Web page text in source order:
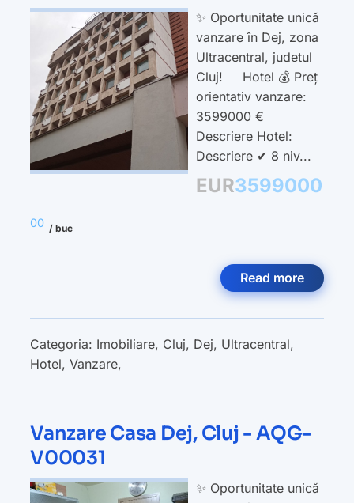
✨ Oportunitate unică
vanzare în Dej, zona
Ultracentral, judetul
Cluj! Hotel 💰 Preț
orientativ vanzare:
3599000 €
Descriere Hotel:
Descriere ✔ 8 niv...
EUR3599000
00 / buc
Read more
Categoria: Imobiliare, Cluj, Dej, Ultracentral,
Hotel, Vanzare,
Vanzare Casa Dej, Cluj - AQG-
V00031
✨ Oportunitate unică